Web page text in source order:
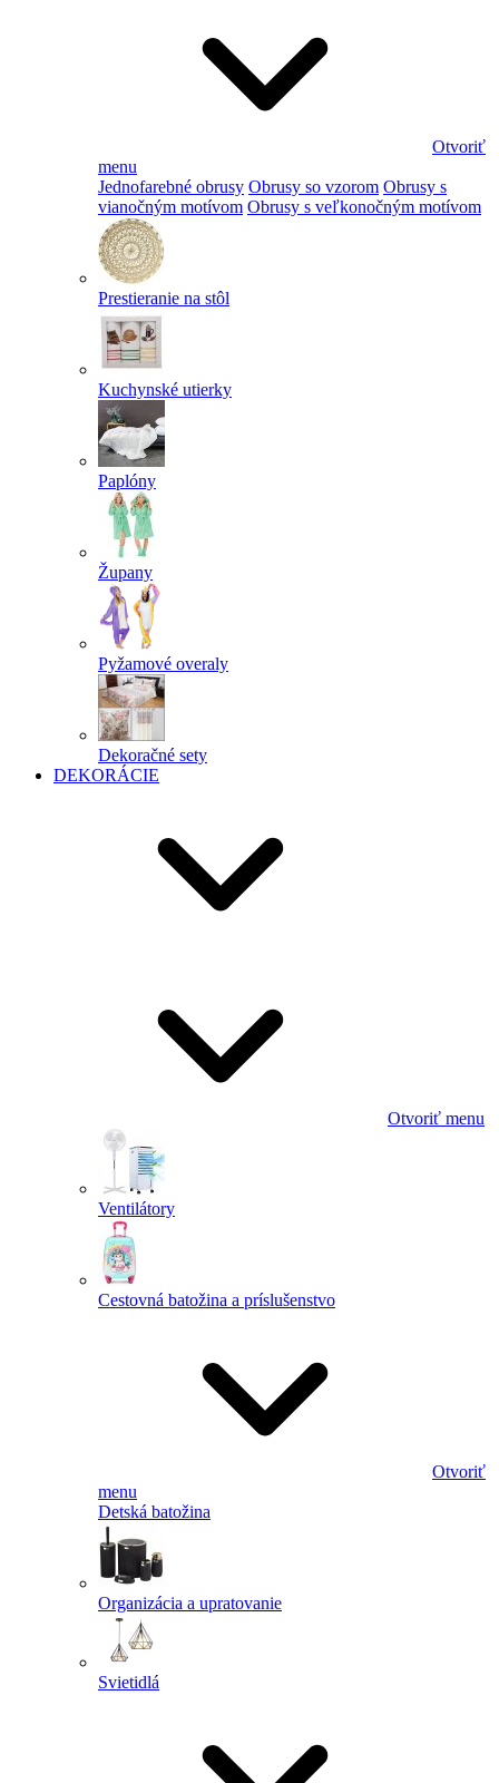
Otvoriť
menu
Jednofarebné obrusy Obrusy so vzorom Obrusy s
vianočným motívom Obrusy s veľkonočným motívom
Prestieranie na stôl
Kuchynské utierky
Paplóny
Župany
Pyžamové overaly
Dekoračné sety
DEKORÁCIE
Otvoriť menu
Ventilátory
Cestovná batožina a príslušenstvo
Otvoriť
menu
Detská batožina
Organizácia a upratovanie
Svietidlá